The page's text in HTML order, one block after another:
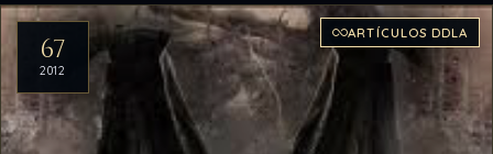
67
2012
ARTÍCULOS DDLA